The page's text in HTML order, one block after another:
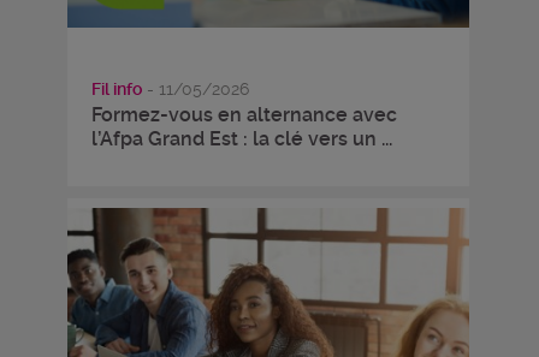
Fil info - 11/05/2026
Formez-vous en alternance avec
l’Afpa Grand Est : la clé vers un ...